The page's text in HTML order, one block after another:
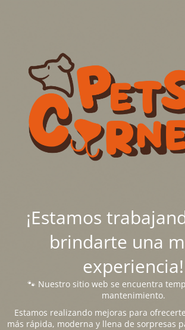
¡Estamos
brindarte una
experiencia!
🐾 Nuestro sitio web se encuentra
mantenimiento.
Estamos realizando mejoras para
más rápida, moderna y llena de sorpresas